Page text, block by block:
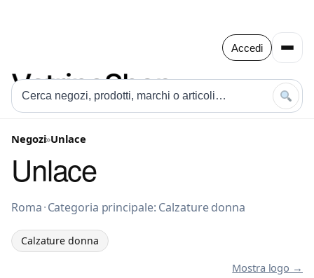
Accedi
Negozi»Unlace
Unlace
Calzature donna a Roma
Roma·Categoria principale: Calzature donna
Calzature donna
Mostra logo →